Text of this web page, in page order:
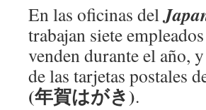
En las oficinas del
trabajan siete
venden durante el año,
de las tarjetas postales
(年賀はがき).